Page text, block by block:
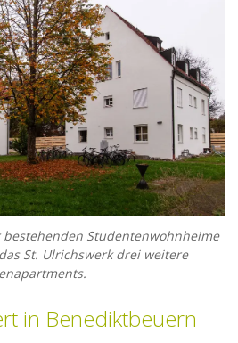
Studentenwohnheime
St. Ulrichswerk drei weitere
in Benediktbeuern